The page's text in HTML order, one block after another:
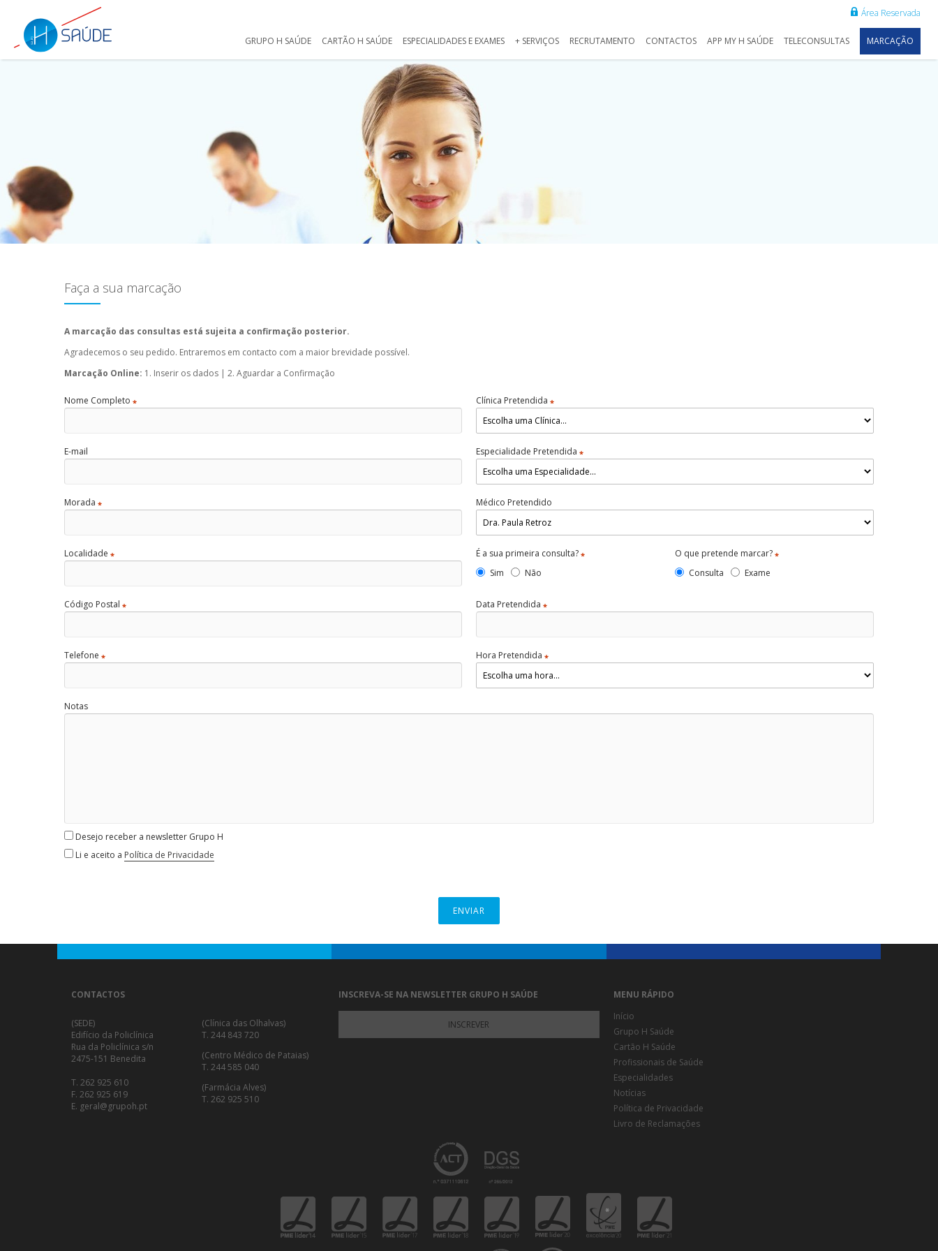
GRUPO H SAÚDE CARTÃO H SAÚDE ESPECIALIDADES E EXAMES + SERVIÇOS RECRUTAMENTO CONTACTOS APP MY H SAÚDE TELECONSULTAS MARCAÇÃO
Área Reservada
Faça a sua marcação
A marcação das consultas está sujeita a confirmação posterior.
Agradecemos o seu pedido. Entraremos em contacto com a maior brevidade possível.
Marcação Online: 1. Inserir os dados | 2. Aguardar a Confirmação
Nome Completo *
E-mail
Morada *
Localidade *
Código Postal *
Telefone *
Clínica Pretendida *
Especialidade Pretendida *
Médico Pretendido
É a sua primeira consulta? *
Sim Não
O que pretende marcar? *
Consulta Exame
Data Pretendida *
Hora Pretendida *
Notas
Desejo receber a newsletter Grupo H
Li e aceito a Política de Privacidade
ENVIAR
CONTACTOS
(SEDE)
Edifício da Policlínica
Rua da Policlínica s/n
2475-151 Benedita
T. 262 925 610
F. 262 925 619
E. geral@grupoh.pt
(Clínica das Olhalvas)
T. 244 843 720
(Centro Médico de Pataias)
T. 244 585 040
(Farmácia Alves)
T. 262 925 510
MENU RÁPIDO
Início
Grupo H Saúde
Cartão H Saúde
Profissionais de Saúde
Especialidades
Notícias
Política de Privacidade
Livro de Reclamações
INSCREVA-SE NA NEWSLETTER GRUPO H SAÚDE
INSCREVER